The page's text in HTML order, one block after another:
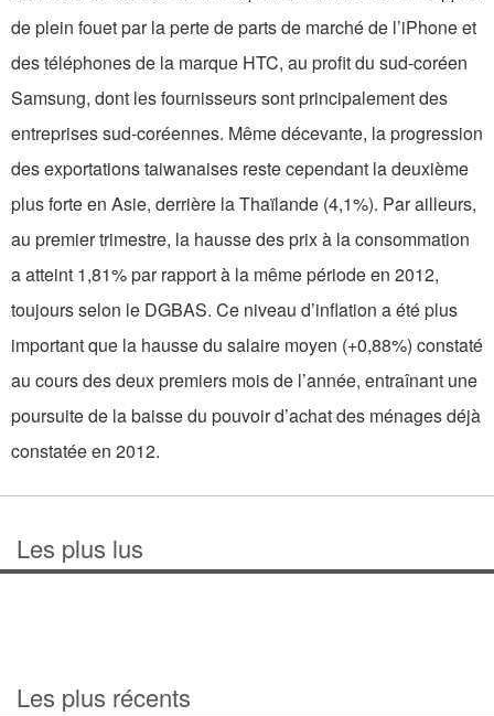
de plein fouet par la perte de parts de marché de l’iPhone et
des téléphones de la marque HTC, au profit du sud-coréen
Samsung, dont les fournisseurs sont principalement des
entreprises sud-coréennes. Même décevante, la progression
des exportations taiwanaises reste cependant la deuxième
plus forte en Asie, derrière la Thaïlande (4,1%). Par ailleurs,
au premier trimestre, la hausse des prix à la consommation
a atteint 1,81% par rapport à la même période en 2012,
toujours selon le DGBAS. Ce niveau d’inflation a été plus
important que la hausse du salaire moyen (+0,88%) constaté
au cours des deux premiers mois de l’année, entraînant une
poursuite de la baisse du pouvoir d’achat des ménages déjà
constatée en 2012.
Les plus lus
Les plus récents